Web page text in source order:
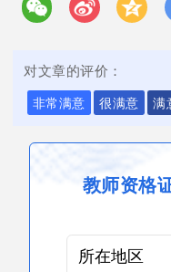
对文章的评价：
非常满意 很满意 满
教师资格